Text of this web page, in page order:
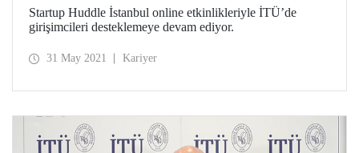
Startup Huddle İstanbul online etkinlikleriyle İTÜ’de
girişimcileri desteklemeye devam ediyor.
31 May 2021 Kariyer